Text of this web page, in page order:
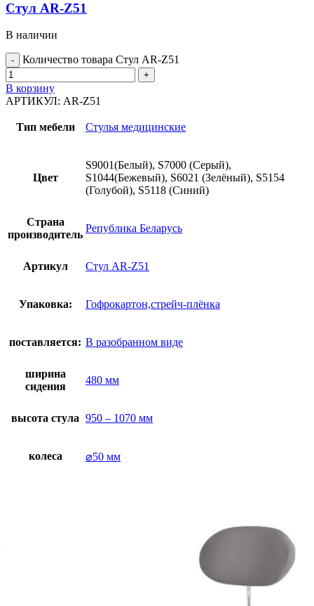
Стул AR-Z51
В наличии
Количество товара Стул AR-Z51
В корзину
АРТИКУЛ: AR-Z51
Тип мебели Стулья медицинские
Цвет
S9001(Белый), S7000 (Серый),
S1044(Бежевый), S6021 (Зелёный), S5154
(Голубой), S5118 (Синий)
Страна
производитель
Република Беларусь
Артикул Стул AR-Z51
Упаковка: Гофрокартон,стрейч-плёнка
поставляется: В разобранном виде
ширина
сидения
480 мм
высота стула 950 – 1070 мм
колеса ⌀50 мм